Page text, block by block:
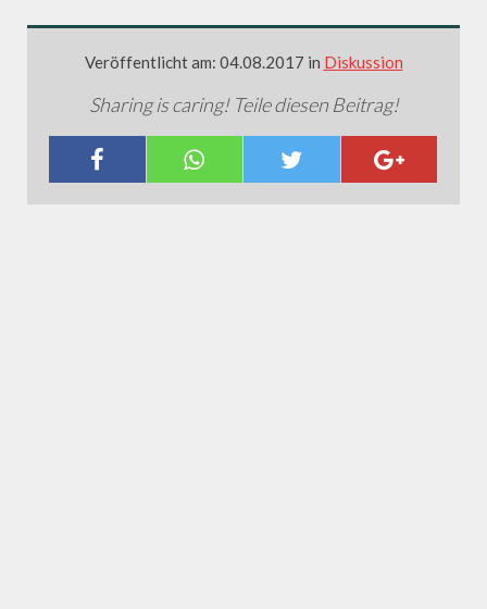
Veröffentlicht am: 04.08.2017 in Diskussion
Sharing is caring! Teile diesen Beitrag!